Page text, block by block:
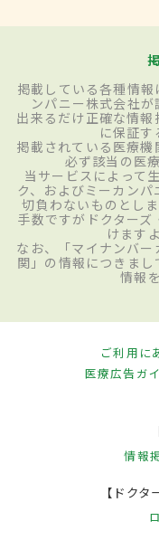
掲載している各種情
ンパニー株式会社が
出来るだけ正確な情
に保証す
掲載されている医療
必ず該当の医
当サービスによって
ク、およびミーカン
切負わないものとし
手数ですがドクター
けます
なお、「マイナンバ
関」の情報につきまし
情報
ご利用に
医療広告ガ
情報
【ドク